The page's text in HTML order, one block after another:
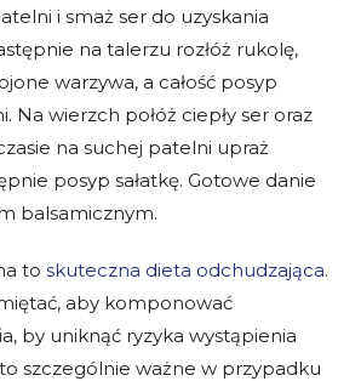
i smaż ser do uzyskania
na talerzu rozłóż rukolę,
warzywa, a całość posyp
Na wierzch połóż ciepły ser oraz
na suchej patelni upraż
posyp sałatkę. Gotowe danie
balsamicznym.
to skuteczna dieta odchudzająca.
aby komponować
by uniknąć ryzyka wystąpienia
szczególnie ważne w przypadku